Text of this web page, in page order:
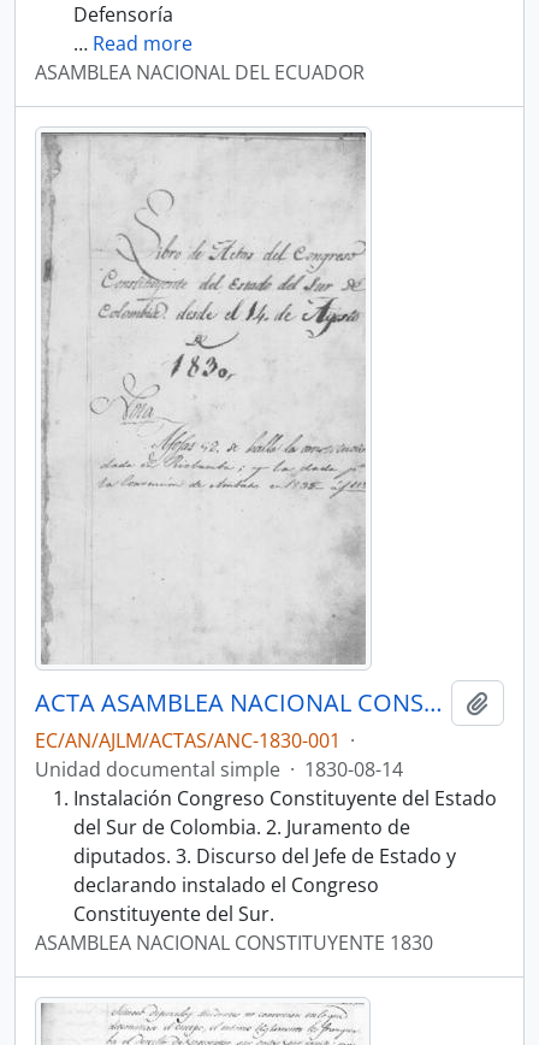
Defensoría
… Read more
ASAMBLEA NACIONAL DEL ECUADOR
ACTA ASAMBLEA NACIONAL CONSTITUYENTE 1830
EC/AN/AJLM/ACTAS/ANC-1830-001 ·
Unidad documental simple · 1830-08-14
Instalación Congreso Constituyente del Estado
del Sur de Colombia. 2. Juramento de
diputados. 3. Discurso del Jefe de Estado y
declarando instalado el Congreso
Constituyente del Sur.
ASAMBLEA NACIONAL CONSTITUYENTE 1830